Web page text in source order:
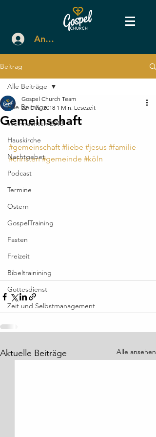
Anmelden
Beitrag
Alle Beiträge
Weihnachten 2018
Hauskirche
Nachtgebet
Podcast
Termine
Ostern
GospelTraining
Fasten
Freizeit
Bibeltrainining
Gottesdienst
Zeit und Selbstmanagement
Alle Beiträge
Gemeinschaft
Gospel Church Team
22. Dez. 2018 1 Min. Lesezeit
#gemeinschaft #liebe #jesus #familie
#christen #gemeinde #köln
Aktuelle Beiträge Alle ansehen